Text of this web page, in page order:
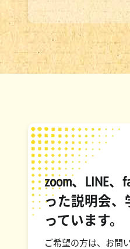
zoom、LINE
った説明会、
っています。
ご希望の方は、お問